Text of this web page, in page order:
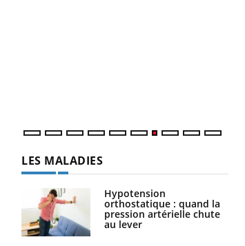
LES MALADIES
Hypotension
orthostatique : quand la
pression artérielle chute
au lever